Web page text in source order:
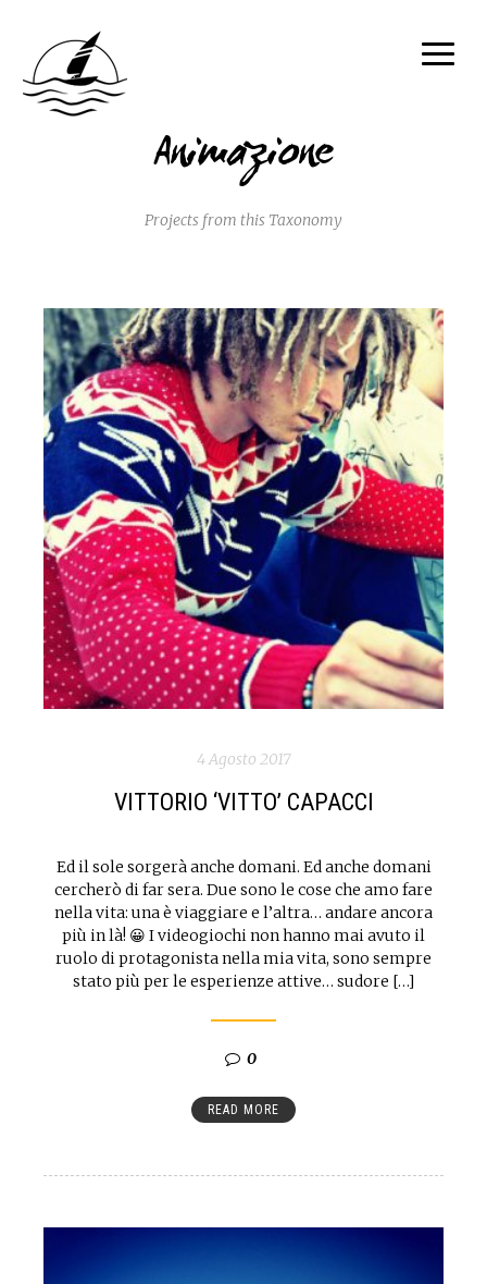
Animazione
Projects from this Taxonomy
4 Agosto 2017
VITTORIO ‘VITTO’ CAPACCI
Ed il sole sorgerà anche domani. Ed anche domani
cercherò di far sera. Due sono le cose che amo fare
nella vita: una è viaggiare e l’altra… andare ancora
più in là! 😀 I videogiochi non hanno mai avuto il
ruolo di protagonista nella mia vita, sono sempre
stato più per le esperienze attive… sudore […]
0
READ MORE